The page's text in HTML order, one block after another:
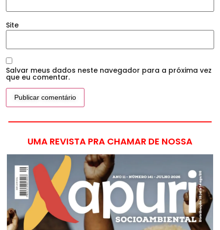
Site
Salvar meus dados neste navegador para a próxima vez
que eu comentar.
UMA REVISTA PRA CHAMAR DE NOSSA